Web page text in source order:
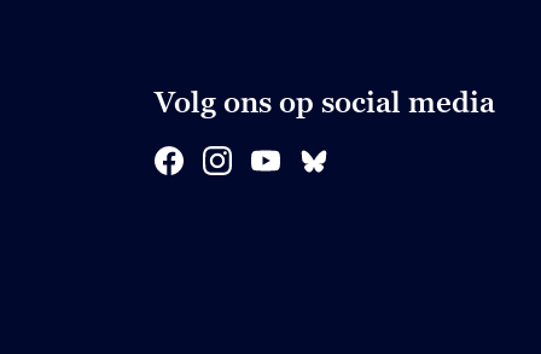
Volg ons op social media